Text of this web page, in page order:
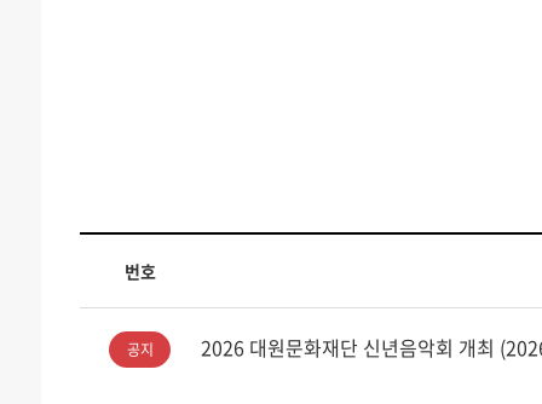
번호
공지 2026 대원문화재단 신년음악회 개최